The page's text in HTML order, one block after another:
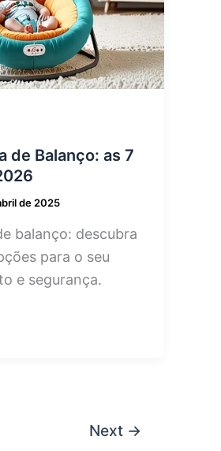
de Balanço: as 7
de 2025
balanço: descubra
para o seu
e segurança.
Next →